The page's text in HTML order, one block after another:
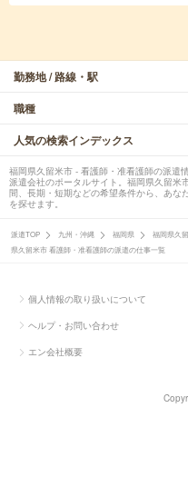
勤務地 / 路線・駅
職種
人気の検索インデックス
福岡県久留米市 - 看護師・准看護師の派遣
派遣会社のポータルサイト。福岡県久留米
間、長期・短期などの希望条件から、あな
を探せます。
派遣TOP 九州・沖縄 福岡県 福岡県久
県久留米市 看護師・准看護師の派遣の仕事一覧
個人情報の取り扱いについて
ヘルプ・お問い合わせ
エン会社概要